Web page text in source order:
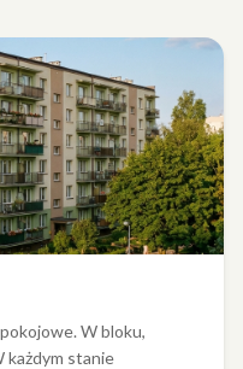
W bloku,
każdym stanie